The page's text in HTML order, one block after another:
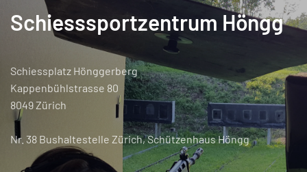
Schiesssportzentrum Höngg
Schiessplatz Hönggerberg
Kappenbühlstrasse 80
8049 Zürich
Nr. 38 Bushaltestelle Zürich, Schützenhaus Höngg